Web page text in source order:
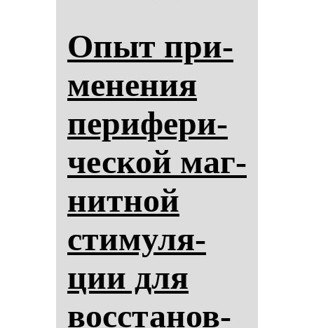
Опыт при­
ме­не­ния
пе­ри­фе­ри­
чес­кой маг­
нит­ной
сти­му­ля­
ции для
вос­ста­нов­